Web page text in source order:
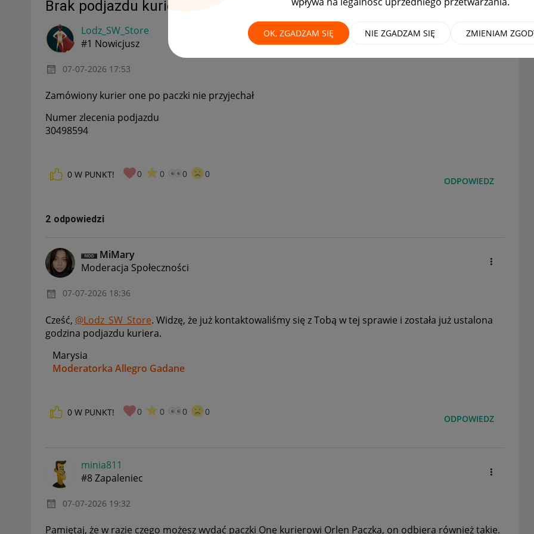
OK, ZGADZAM SIĘ NIE ZGADZAM SIĘ ZMIENIAM
Brak podjazdu kuriera , proszę ponowić
Lodz_SW_Store
#1 Nowicjusz
‎07-07-2026 17:53
Zamówiony kurier one po paczki nie przyjechał
Numer zlecenia podjazdu
30498594
0 W PUNKT! 0 0 0 0
ODPOWIEDZ
2 odpowiedzi
MiMary
Moderacja Społeczności
‎07-07-2026 18:36
Cześć, @Lodz_SW_Store. Widzę, że już kontaktowaliśmy się z Tobą w tej sprawie i została już ustalona
godzina podjazdu kuriera.
Marysia
Moderatorka Allegro Gadane
0 W PUNKT! 0 0 0 0
ODPOWIEDZ
minia811
#8 Zapaleniec
‎07-07-2026 19:32
Pamiętaj, że w razie czego możesz wydać paczki One kurierowi Orlen Paczka, on odbiera również takie.